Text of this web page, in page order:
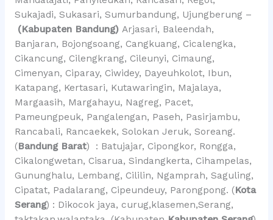
Sukajadi, Sukasari, Sumurbandung, Ujungberung –
(Kabupaten Bandung)Arjasari, Baleendah,
Banjaran, Bojongsoang, Cangkuang, Cicalengka,
Cikancung, Cilengkrang, Cileunyi, Cimaung,
Cimenyan, Ciparay, Ciwidey, Dayeuhkolot, Ibun,
Katapang, Kertasari, Kutawaringin, Majalaya,
Margaasih, Margahayu, Nagreg, Pacet,
Pameungpeuk, Pangalengan, Paseh, Pasirjambu,
Rancabali, Rancaekek, Solokan Jeruk, Soreang.
(Bandung Barat) : Batujajar, Cipongkor, Rongga,
Cikalongwetan, Cisarua, Sindangkerta, Cihampelas,
Gununghalu, Lembang, Cililin, Ngamprah, Saguling,
Cipatat, Padalarang, Cipeundeuy, Parongpong. (Kota
Serang) : Dikocok jaya, curug,klasemen,Serang,